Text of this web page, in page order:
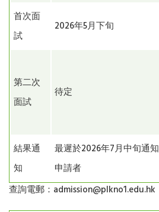
首次面
試
2026年5月下旬
第二次
面試
待定
結果通
知
最遲於2026年7月中旬通知
申請者
查詢電郵：admission@plkno1.edu.hk